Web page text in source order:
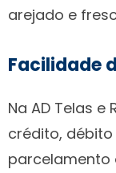
arejado e
Facilidade
Na AD Telas
crédito, débito
parcelamento